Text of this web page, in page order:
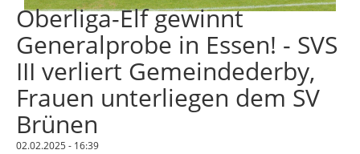
Oberliga-Elf gewinnt
Generalprobe in Essen! - SVS
III verliert Gemeindederby,
Frauen unterliegen dem SV
Brünen
02.02.2025 - 16:39